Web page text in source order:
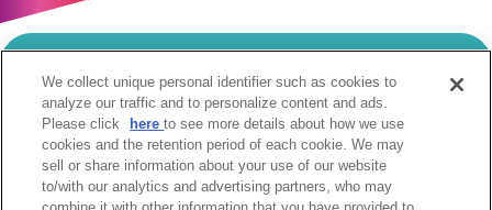
当サイトのご利用にあたって
個人情報の取扱いについて
Cookie設定について
ソーシャルメディア利用規約
ウェブアクセシビリティへの取組み
関係会社
We collect unique personal identifier such as cookies to
analyze our traffic and to personalize content and ads.
Please click
hereto see more details about how we use
cookies and the retention period of each cookie. We may
sell or share information about your use of our website
to/with our analytics and advertising partners, who may